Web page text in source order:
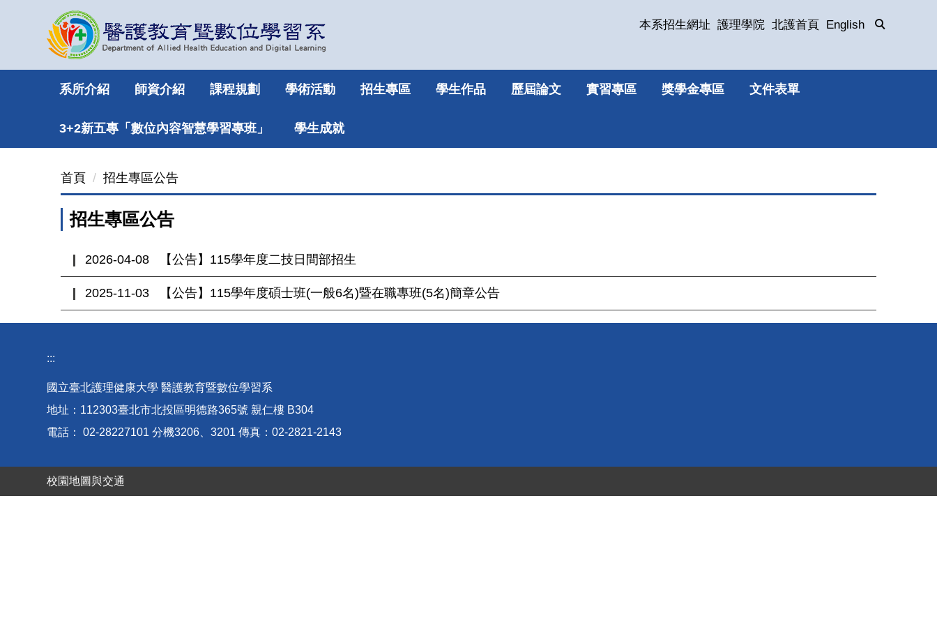
要
系所介紹 師資介紹 課程規劃 學術活動 招生專區 學生作品 歷屆論文 實習專區 獎學金專區 文件表單
3+2新五專「數位內容智慧學習專班」 學生成就
本系招生網址 護理學院 北護首頁 English
首頁 招生專區公告
招生專區公告
2026-04-08 【公告】115學年度二技日間部招生
2025-11-03 【公告】115學年度碩士班(一般6名)暨在職專班(5名)簡章公告
:::
國立臺北護理健康大學 醫護教育暨數位學習系
地址：112303臺北市北投區明德路365號 親仁樓 B304
電話： 02-28227101 分機3206、3201 傳真：02-2821-2143
校園地圖與交通